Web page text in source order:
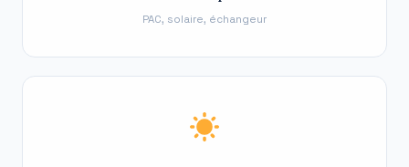
PAC, solaire, échangeur